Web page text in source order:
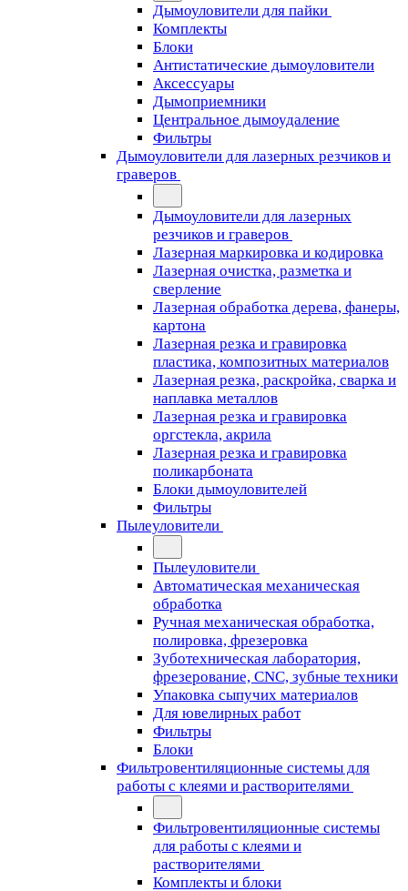
Дымоуловители для пайки
Комплекты
Блоки
Антистатические дымоуловители
Аксессуары
Дымоприемники
Центральное дымоудаление
Фильтры
Дымоуловители для лазерных резчиков и
граверов
Дымоуловители для лазерных
резчиков и граверов
Лазерная маркировка и кодировка
Лазерная очистка, разметка и
сверление
Лазерная обработка дерева, фанеры,
картона
Лазерная резка и гравировка
пластика, композитных материалов
Лазерная резка, раскройка, сварка и
наплавка металлов
Лазерная резка и гравировка
оргстекла, акрила
Лазерная резка и гравировка
поликарбоната
Блоки дымоуловителей
Фильтры
Пылеуловители
Пылеуловители
Автоматическая механическая
обработка
Ручная механическая обработка,
полировка, фрезеровка
Зуботехническая лаборатория,
фрезерование, CNC, зубные техники
Упаковка сыпучих материалов
Для ювелирных работ
Фильтры
Блоки
Фильтровентиляционные системы для
работы с клеями и растворителями
Фильтровентиляционные системы
для работы с клеями и
растворителями
Комплекты и блоки